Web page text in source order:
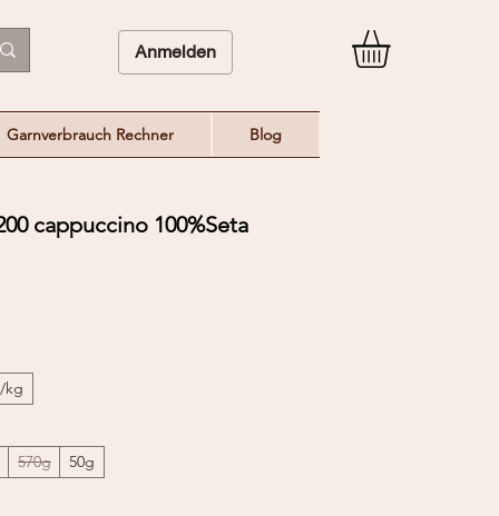
Anmelden
Garnverbrauch Rechner Blog
cappuccino 100%Seta
kg
570g 50g